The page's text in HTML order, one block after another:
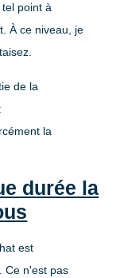
point à
À ce niveau, je
de la
la
durée la
est
Ce n'est pas